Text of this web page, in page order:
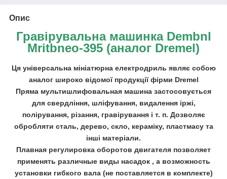
Опис
Гравірувальна машинка Dembnl
Mritbneo-395 (аналог Dremel)
Ця універсальна мініатюрна електродриль являє собою
аналог широко відомої продукції фірми Dremel
Пряма мультишлифовальная машина застосовується
для свердління, шліфування, видалення іржі,
полірування, різання, гравірування і т. п. Дозволяє
обробляти сталь, дерево, скло, кераміку, пластмасу та
інші матеріали.
Плавная регулировка оборотов двигателя позволяет
применять различные виды насадок , а возможность
установки гибкого вала (не поставляется в комплекте)